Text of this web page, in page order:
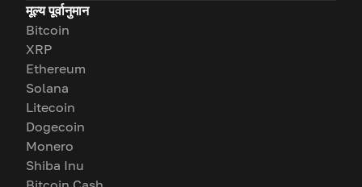
मूल्य पूर्वानुमान
Bitcoin
XRP
Ethereum
Solana
Litecoin
Dogecoin
Monero
Shiba Inu